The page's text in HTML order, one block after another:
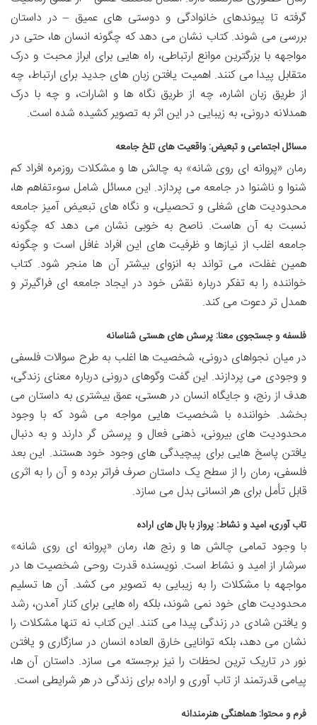
گرفته تا پیوندهای خانوادگی و دوستی های عمیق – در داستان
بررسی می شوند. کتاب نشان می دهد که چگونه انسان ها، حتی در
مواجهه با بزرگترین موانع ارتباطی، راه هایی برای ابراز محبت و درک
متقابل پیدا می کنند. اهمیت یافتن زبان های جدید برای ارتباط، چه
از طریق زبان اشاره، چه از طریق نگاه ها و اشارات، و چه با درک
همدلانه درونی، به زیبایی در این اثر به تصویر کشیده شده است.
مسائل اجتماعی و تبعیض: واقعیت های تلخ جامعه
رمان «پروانه ای روی شانه» به چالش ها و مشکلات روزمره افراد کم
شنوا و ناشنوا در جامعه می پردازد. این مسائل شامل سوءتفاهم ها،
محدودیت های شغلی و تحصیلی، و نگاه های تبعیض آمیز جامعه
نسبت به آن هاست. ناصح به خوبی نشان می دهد که چگونه
جامعه اغلب از نیازها و ظرفیت های این افراد غافل است و چگونه
همین غفلت، می تواند به انزوای بیشتر آن ها منجر شود. کتاب
خواننده را به تفکر درباره نقش خود در ایجاد جامعه ای فراگیرتر و
همدل تر دعوت می کند.
فلسفه و جستجوی معنا: پرسش های هستی شناسانه
در میان نجواهای درونی، شخصیت ها اغلب به طرح سوالات فلسفی
و وجودی می پردازند. این گفت وگوهای درونی درباره معنای زندگی،
هدف از رنج، و جایگاه انسان در هستی، عمق بیشتری به داستان می
بخشد. خواننده با شخصیت هایی مواجه می شود که با وجود
محدودیت های بیرونی، ذهنی فعال و پرسش گر دارند و به دنبال
یافتن پاسخ هایی برای پیچیدگی های وجود خود هستند. این بعد
فلسفی، رمان را از سطح یک داستان صرف فراتر برده و آن را به اثری
قابل تأمل برای هر انسانی بدل می سازد.
تاب آوری، امید و نشاط: پرواز با بال های اراده
با وجود تمامی چالش ها و رنج ها، رمان «پروانه ای روی شانه»
سرشار از امید و نشاط است. نویسنده قدرت روحی شخصیت ها در
مواجهه با مشکلات را به زیبایی به تصویر می کشد. آن ها تسلیم
محدودیت های خود نمی شوند، بلکه راه هایی برای کنار آمدن، رشد
و یافتن شادی در زندگی پیدا می کنند. این کتاب نه تنها مشکلات را
نشان می دهد، بلکه توانایی خارق العاده انسان در سازگاری و یافتن
نور در تاریک ترین لحظات را نیز برجسته می سازد. داستان آن ها،
پیامی قدرتمند از تاب آوری و اراده برای زندگی در هر شرایطی است.
فرم و محتوا: هماهنگی هنرمندانه